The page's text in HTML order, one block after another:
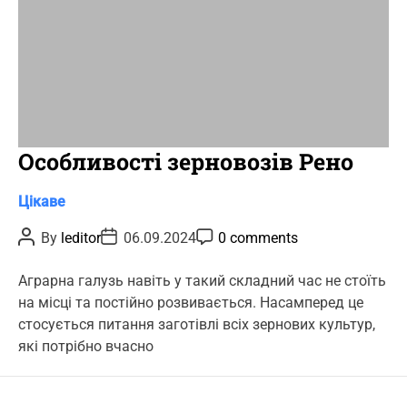
Особливості зерновозів Рено
C
t
g
o
r
i
e
Цікаве
P
o
t
A
u
t
h
o
By leditorP
o
t
D
a
t
e
06.09.2024P
o
t
o
m
t
0 comments
Аграрна галузь навіть у такий складний час не стоїть
на місці та постійно розвивається. Насамперед це
стосується питання заготівлі всіх зернових культур,
які потрібно вчасно